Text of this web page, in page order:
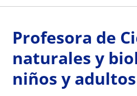
Profesora de
naturales y
niños y adultos